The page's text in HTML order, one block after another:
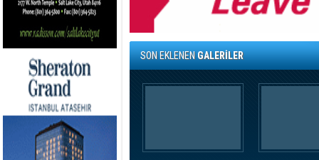
SON EKLENENGALERİLER